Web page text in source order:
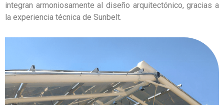
integran armoniosamente al diseño arquitectónico, gracias a
la experiencia técnica de Sunbelt.